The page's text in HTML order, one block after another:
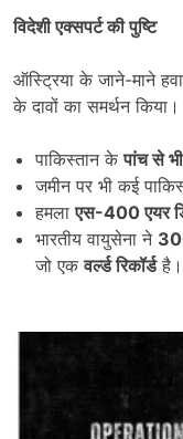
विदेशी एक्सपर्ट की पुष्टि
ऑस्ट्रिया के जाने-माने
के दावों का समर्थन किया।
पाकिस्तान केपांच से भी
जमीन पर भी कई
हमलाएस-400 एयर
भारतीय वायुसेना ने
जो एकवर्ल्ड रिकॉर्डहै।